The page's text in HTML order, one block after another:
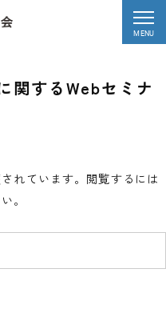
MENU
関するWebセミナ
れています。閲覧するには
。